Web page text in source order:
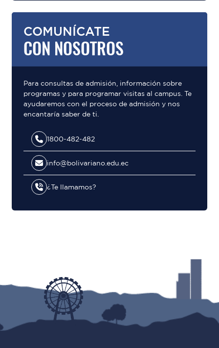
COMUNÍCATE
CON NOSOTROS
Para consultas de admisión, información sobre
programas y para programar visitas al campus. Te
ayudaremos con el proceso de admisión y nos
encantaría saber de ti.
1800-482-482
info@bolivariano.edu.ec
¿Te llamamos?